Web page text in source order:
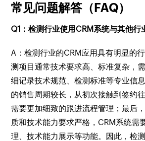
常见问题解答（FAQ）
Q1：检测行业使用CRM系统与其他行
A：检测行业的CRM应用具有明显的
测项目通常技术要求高、标准复杂，
细记录技术规范、检测标准等专业信
的销售周期较长，从初次接触到签约
需要更加细致的跟进流程管理；最后
质和技术能力要求严格，CRM系统需
理、技术能力展示等功能。因此，检